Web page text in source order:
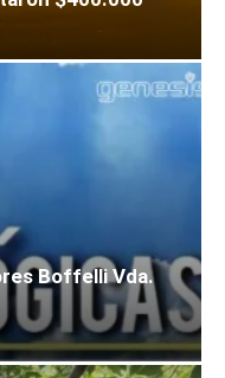
Boffelli Vda.